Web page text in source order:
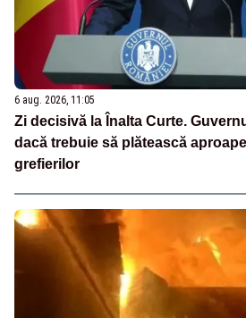
6 aug. 2026, 11:05
Zi decisivă la Înalta Curte.
dacă trebuie să plătească
grefierilor